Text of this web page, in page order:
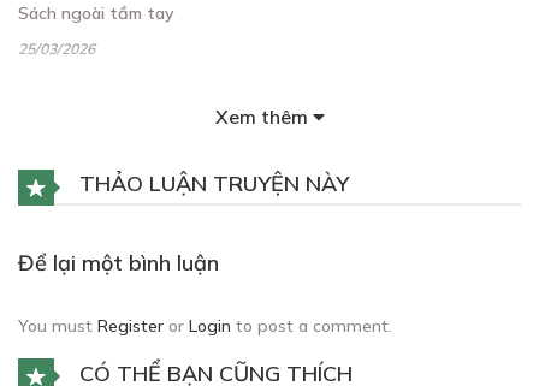
Sách ngoài tầm tay
25/03/2026
25/03/2026
Xem thêm
THẢO LUẬN TRUYỆN NÀY
Để lại một bình luận
You must Register or Login to post a comment.
CÓ THỂ BẠN CŨNG THÍCH